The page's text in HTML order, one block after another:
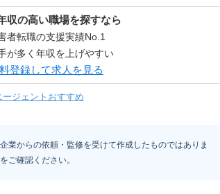
収の高い職場を探すなら
者転職の支援実績No.1
が多く年収を上げやすい
登録して求人を見る
ジェントおすすめ
からの依頼・監修を受けて作成したものではありま
ご確認ください。